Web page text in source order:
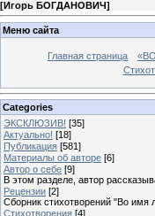
[Игорь БОГДАНОВИЧ]
Меню сайта
Главная страница
Categories
ЭКСКЛЮЗИВ! [35]
Актуально! [18]
Публикация [581]
Материалы об авторе [6]
Автор о себе [9]
В этом разделе, автор
Рецензии [2]
Сборник стихотворений "Во имя
Стихотворения [4]